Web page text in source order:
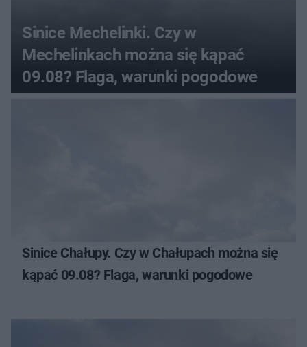
Sinice Mechelinki. Czy w
Mechelinkach można się kąpać
09.08? Flaga, warunki pogodowe
Sinice Chałupy. Czy w Chałupach można się
kąpać 09.08? Flaga, warunki pogodowe